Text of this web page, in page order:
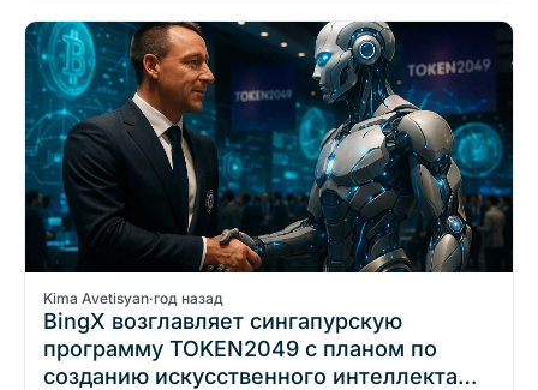
Kima Avetisyan·год назад
BingX возглавляет сингапурскую
программу TOKEN2049 с планом по
созданию искусственного интеллекта